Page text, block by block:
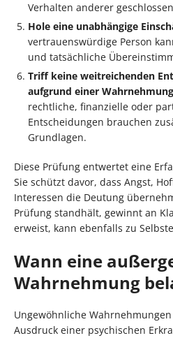
Verhalten anderer
Hole eine unabhängige
vertrauenswürdige Person
und tatsächliche
Triff keine weitreichenden
aufgrund einer
rechtliche, finanzielle oder
Entscheidungen brauchen
Grundlagen.
Diese Prüfung entwertet eine
Sie schützt davor, dass Angst,
Interessen die Deutung
Prüfung standhält, gewinnt an
erweist, kann ebenfalls zu
Wann eine
Wahrnehmung
Ungewöhnliche
Ausdruck einer psychischen